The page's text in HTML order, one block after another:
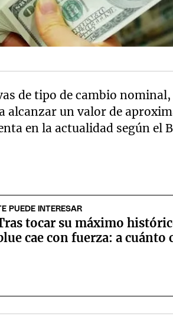
de tipo de cambio
alcanzar un valor de
en la actualidad según el
PUEDE INTERESAR
tocar su máximo
cae con fuerza: a cuánto